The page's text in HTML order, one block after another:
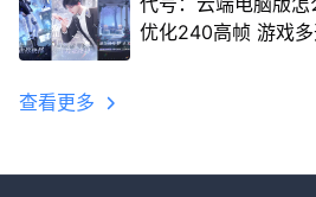
优化240高帧 游戏
查看更多